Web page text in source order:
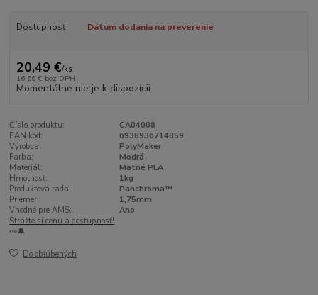
Dostupnosť Dátum dodania na preverenie
20,49 €/ks
16,66 € bez DPH
Momentálne nie je k dispozícii
Číslo produktu:
CA04008
EAN kód:
6938936714859
Výrobca:
PolyMaker
Farba:
Modrá
Materiál:
Matné PLA
Hmotnosť:
1kg
Produktová rada:
Panchroma™
Priemer:
1,75mm
Vhodné pre AMS:
Ano
Strážte si cenu a dostupnosť!
👀🔔
Do obľúbených